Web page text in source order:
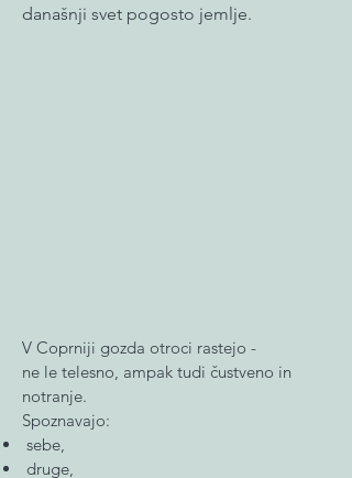
današnji svet pogosto jemlje.
V Coprniji gozda otroci rastejo -
ne le telesno, ampak tudi čustveno in
notranje.
Spoznavajo:
sebe,
druge,